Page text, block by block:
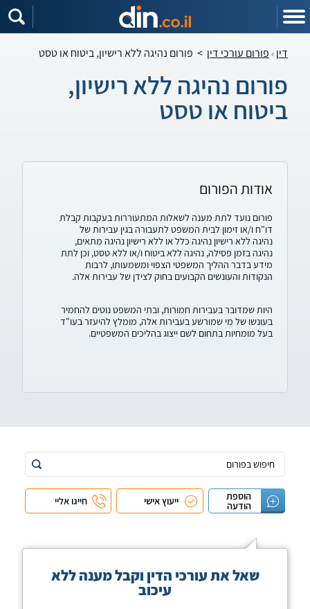
דין פורום עורכי דין > פורום נהיגה ללא רישיון, ביטוח או טסט
פורום נהיגה ללא רישיון,
ביטוח או טסט
אודות הפורום
פורום נועד לתת מענה לשאלות המתעוררות בעקבות קבלת
דו"ח ו/או זימון לבית המשפט לתעבורה בגין עבירות של
נהיגה ללא רישיון נהיגה כלל או ללא רישיון נהיגה מתאים,
נהיגה בזמן פסילה, נהיגה ללא ביטוח ו/או ללא טסט, וכן לתת
מידע בדבר ההליך המשפטי הצפוי ומשמעותו, לרבות
הנקודות והעונשים הקבועים בחוק לצידן של עבירות אלה.
היות שמדובר בעבירות חמורות, ובתי המשפט נוטים להחמיר
בעונשו של מי שמורשע בעבירות אלה, מומלץ להיעזר בעו"ד
בעל מומחיות בתחום לשם ייצוג בהליכים המשפטיים.
הוספת
הודעה ייעוץ אישי חייגו אליי
שאל את עורכי הדין וקבל מענה ללא
עיכוב